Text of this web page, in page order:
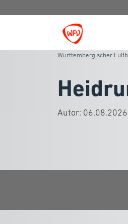
Württembergischer
Autor: 06.08.2026